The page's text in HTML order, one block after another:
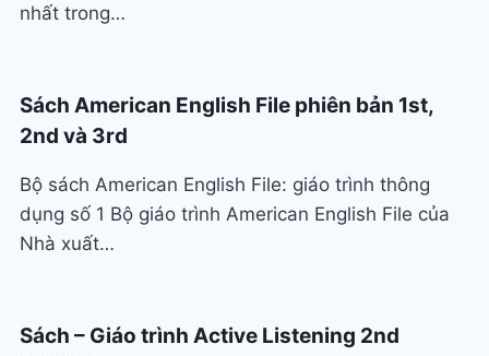
nhất trong…
Sách American English File phiên bản 1st,
2nd và 3rd
Bộ sách American English File: giáo trình thông
dụng số 1 Bộ giáo trình American English File của
Nhà xuất…
Sách – Giáo trình Active Listening 2nd